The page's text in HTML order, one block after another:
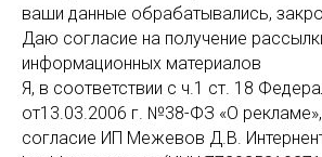
ваши данные обрабатывались,
Даю согласие на получение
информационных материалов
Я, в соответствии с ч.1 ст. 18
от13.03.2006 г. №38-ФЗ «О
согласие ИП Межевов Д.В.